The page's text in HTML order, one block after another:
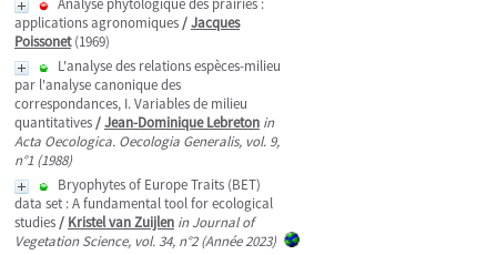
Analyse phytologique des prairies :
applications agronomiques/Jacques
Poissonet(1969)
L'analyse des relations espèces-milieu
par l'analyse canonique des
correspondances, I. Variables de milieu
quantitatives/Jean-Dominique Lebreton in
Acta Oecologica. Oecologia Generalis, vol. 9,
n°1 (1988)
Bryophytes of Europe Traits (BET)
data set : A fundamental tool for ecological
studies/ Kristel van Zuijlen in Journal of
Vegetation Science, vol. 34, n°2 (Année 2023)